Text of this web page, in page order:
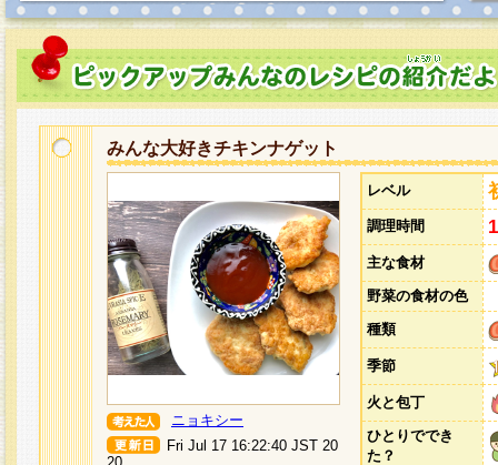
みんな大好きチキンナゲット
ニョキシー
Fri Jul 17 16:22:40 JST 20
レベル
調理時間
主な食材
野菜の食材の色
種類
季節
火と包丁
ひとりででき
た？